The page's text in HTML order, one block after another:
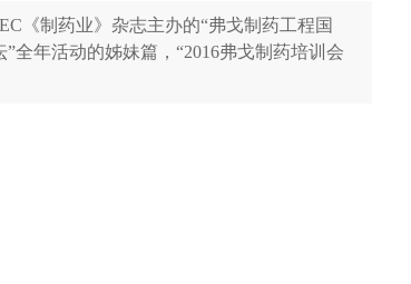
《制药业》杂志主办的“弗戈制药工程国
全年活动的姊妹篇，“2016弗戈制药培训会